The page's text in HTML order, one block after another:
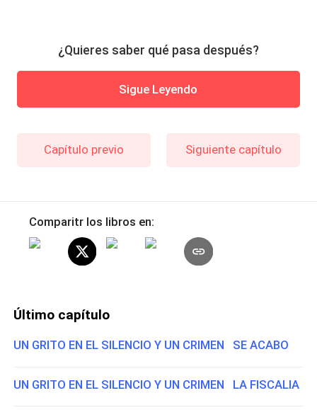
¿Quieres saber qué pasa después?
Sigue Leyendo
Capítulo previo Siguiente capítulo
Comparitr los libros en:
Último capítulo
UN GRITO EN EL SILENCIO Y UN CRIMEN SE ACABO
UN GRITO EN EL SILENCIO Y UN CRIMEN LA FISCALIA